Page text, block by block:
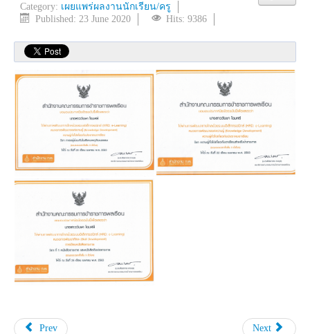
Category: เผยแพร่ผลงานนักเรียน/ครู
Published: 23 June 2020
Hits: 9386
Prev Next